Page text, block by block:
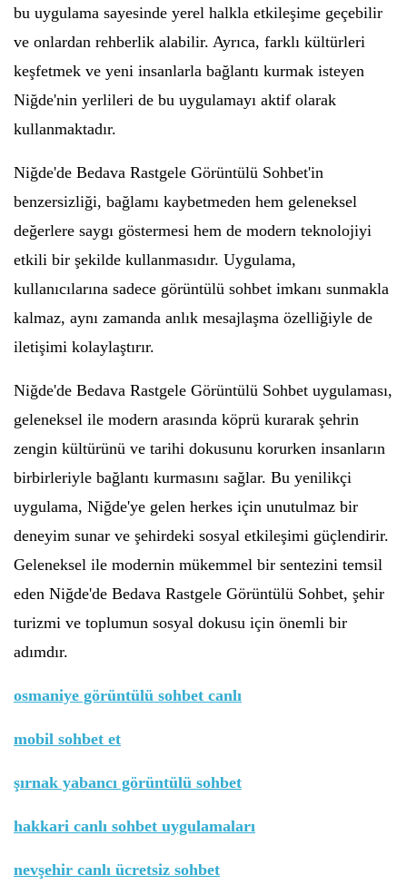
bu uygulama sayesinde yerel halkla etkileşime geçebilir
ve onlardan rehberlik alabilir. Ayrıca, farklı kültürleri
keşfetmek ve yeni insanlarla bağlantı kurmak isteyen
Niğde'nin yerlileri de bu uygulamayı aktif olarak
kullanmaktadır.
Niğde'de Bedava Rastgele Görüntülü Sohbet'in
benzersizliği, bağlamı kaybetmeden hem geleneksel
değerlere saygı göstermesi hem de modern teknolojiyi
etkili bir şekilde kullanmasıdır. Uygulama,
kullanıcılarına sadece görüntülü sohbet imkanı sunmakla
kalmaz, aynı zamanda anlık mesajlaşma özelliğiyle de
iletişimi kolaylaştırır.
Niğde'de Bedava Rastgele Görüntülü Sohbet uygulaması,
geleneksel ile modern arasında köprü kurarak şehrin
zengin kültürünü ve tarihi dokusunu korurken insanların
birbirleriyle bağlantı kurmasını sağlar. Bu yenilikçi
uygulama, Niğde'ye gelen herkes için unutulmaz bir
deneyim sunar ve şehirdeki sosyal etkileşimi güçlendirir.
Geleneksel ile modernin mükemmel bir sentezini temsil
eden Niğde'de Bedava Rastgele Görüntülü Sohbet, şehir
turizmi ve toplumun sosyal dokusu için önemli bir
adımdır.
osmaniye görüntülü sohbet canlı
mobil sohbet et
şırnak yabancı görüntülü sohbet
hakkari canlı sohbet uygulamaları
nevşehir canlı ücretsiz sohbet